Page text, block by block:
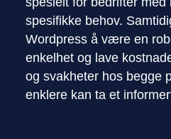
spesifikke behov.
Wordpress å være en
enkelhet og lave
og svakheter hos begge
enklere kan ta et